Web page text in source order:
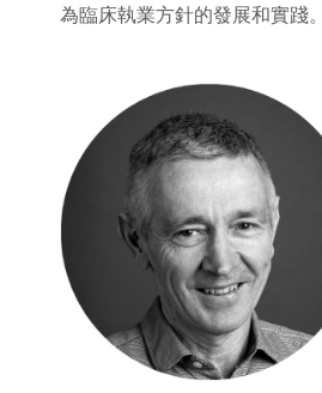
為臨床執業方針的發展和實踐。